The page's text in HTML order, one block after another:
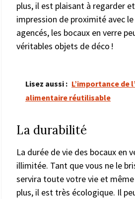
plus, il est plaisant à regarder
impression de proximité avec
agencés, les bocaux en verre
véritables objets de déco !
Lisez aussi : L’importance de
alimentaire réutilisable
La durabilité
La durée de vie des bocaux en
illimitée. Tant que vous ne le
servira toute votre vie et même
plus, il est très écologique. Il